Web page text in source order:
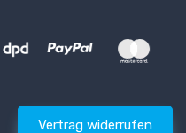
Vertrag widerrufen